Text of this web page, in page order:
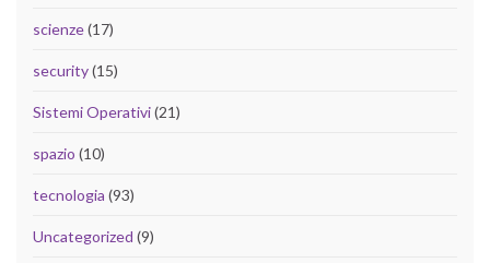
scienze(17)
security(15)
Sistemi Operativi(21)
spazio (10)
tecnologia (93)
Uncategorized (9)